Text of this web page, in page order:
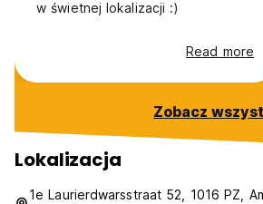
w świetnej lokalizacji :)
Read more
Zobacz
Lokalizacja
1e Laurierdwarsstraat 52, 1016 PZ,